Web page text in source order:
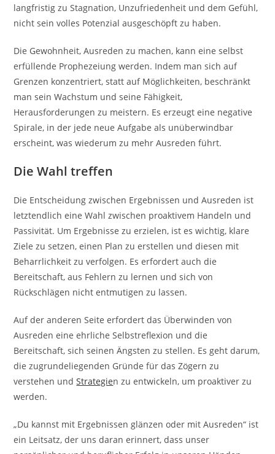
langfristig zu Stagnation, Unzufriedenheit und dem Gefühl,
nicht sein volles Potenzial ausgeschöpft zu haben.
Die Gewohnheit, Ausreden zu machen, kann eine selbst
erfüllende Prophezeiung werden. Indem man sich auf
Grenzen konzentriert, statt auf Möglichkeiten, beschränkt
man sein Wachstum und seine Fähigkeit,
Herausforderungen zu meistern. Es erzeugt eine negative
Spirale, in der jede neue Aufgabe als unüberwindbar
erscheint, was wiederum zu mehr Ausreden führt.
Die Wahl treffen
Die Entscheidung zwischen Ergebnissen und Ausreden ist
letztendlich eine Wahl zwischen proaktivem Handeln und
Passivität. Um Ergebnisse zu erzielen, ist es wichtig, klare
Ziele zu setzen, einen Plan zu erstellen und diesen mit
Beharrlichkeit zu verfolgen. Es erfordert auch die
Bereitschaft, aus Fehlern zu lernen und sich von
Rückschlägen nicht entmutigen zu lassen.
Auf der anderen Seite erfordert das Überwinden von
Ausreden eine ehrliche Selbstreflexion und die
Bereitschaft, sich seinen Ängsten zu stellen. Es geht darum,
die zugrundeliegenden Gründe für das Zögern zu
verstehen undStrategien zu entwickeln, um proaktiver zu
werden.
„Du kannst mit Ergebnissen glänzen oder mit Ausreden“ ist
ein Leitsatz, der uns daran erinnert, dass unser